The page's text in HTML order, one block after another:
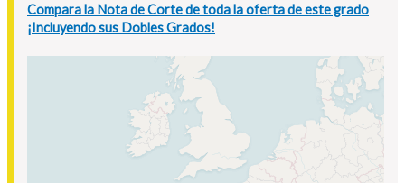
Compara la Nota de Corte de toda la oferta de este grado
¡Incluyendo sus Dobles Grados!